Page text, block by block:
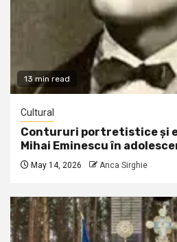
13 min read
Cultural
Contururi portretistice și
Mihai Eminescu în
May 14, 2026 Anca Sirghie